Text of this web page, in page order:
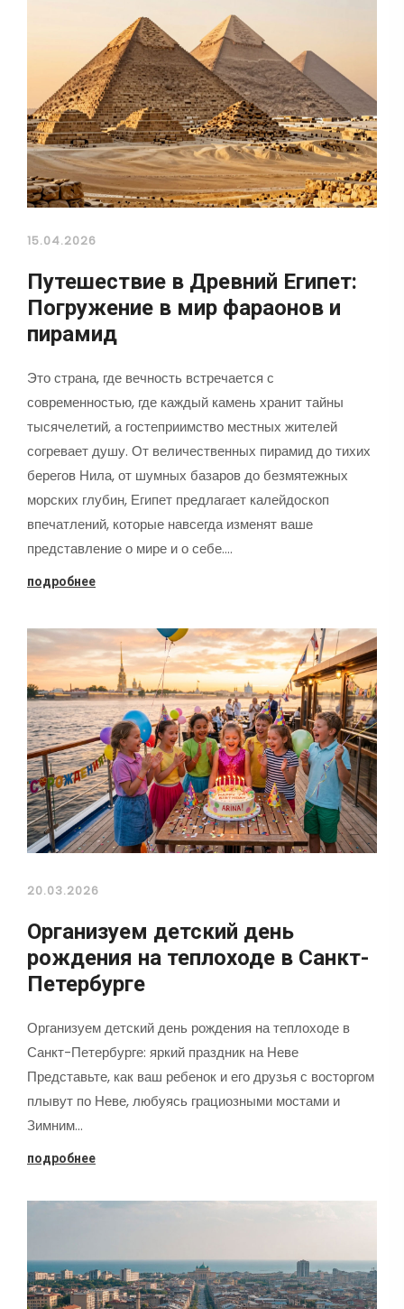
15.04.2026
Путешествие в Древний Египет:
Погружение в мир фараонов и
пирамид
Это страна, где вечность встречается с
современностью, где каждый камень хранит тайны
тысячелетий, а гостеприимство местных жителей
согревает душу. От величественных пирамид до тихих
берегов Нила, от шумных базаров до безмятежных
морских глубин, Египет предлагает калейдоскоп
впечатлений, которые навсегда изменят ваше
представление о мире и о себе.…
подробнее
20.03.2026
Организуем детский день
рождения на теплоходе в Санкт-
Петербурге
Организуем детский день рождения на теплоходе в
Санкт-Петербурге: яркий праздник на Неве
Представьте, как ваш ребенок и его друзья с восторгом
плывут по Неве, любуясь грациозными мостами и
Зимним…
подробнее